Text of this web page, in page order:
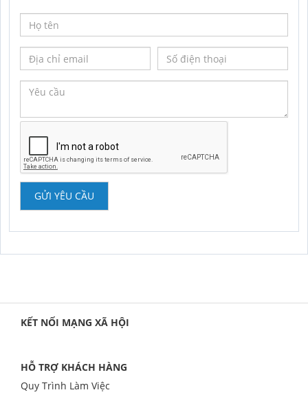
GỬI YÊU CẦU
KẾT NỐI MẠNG XÃ HỘI
HỖ TRỢ KHÁCH HÀNG
Quy Trình Làm Việc